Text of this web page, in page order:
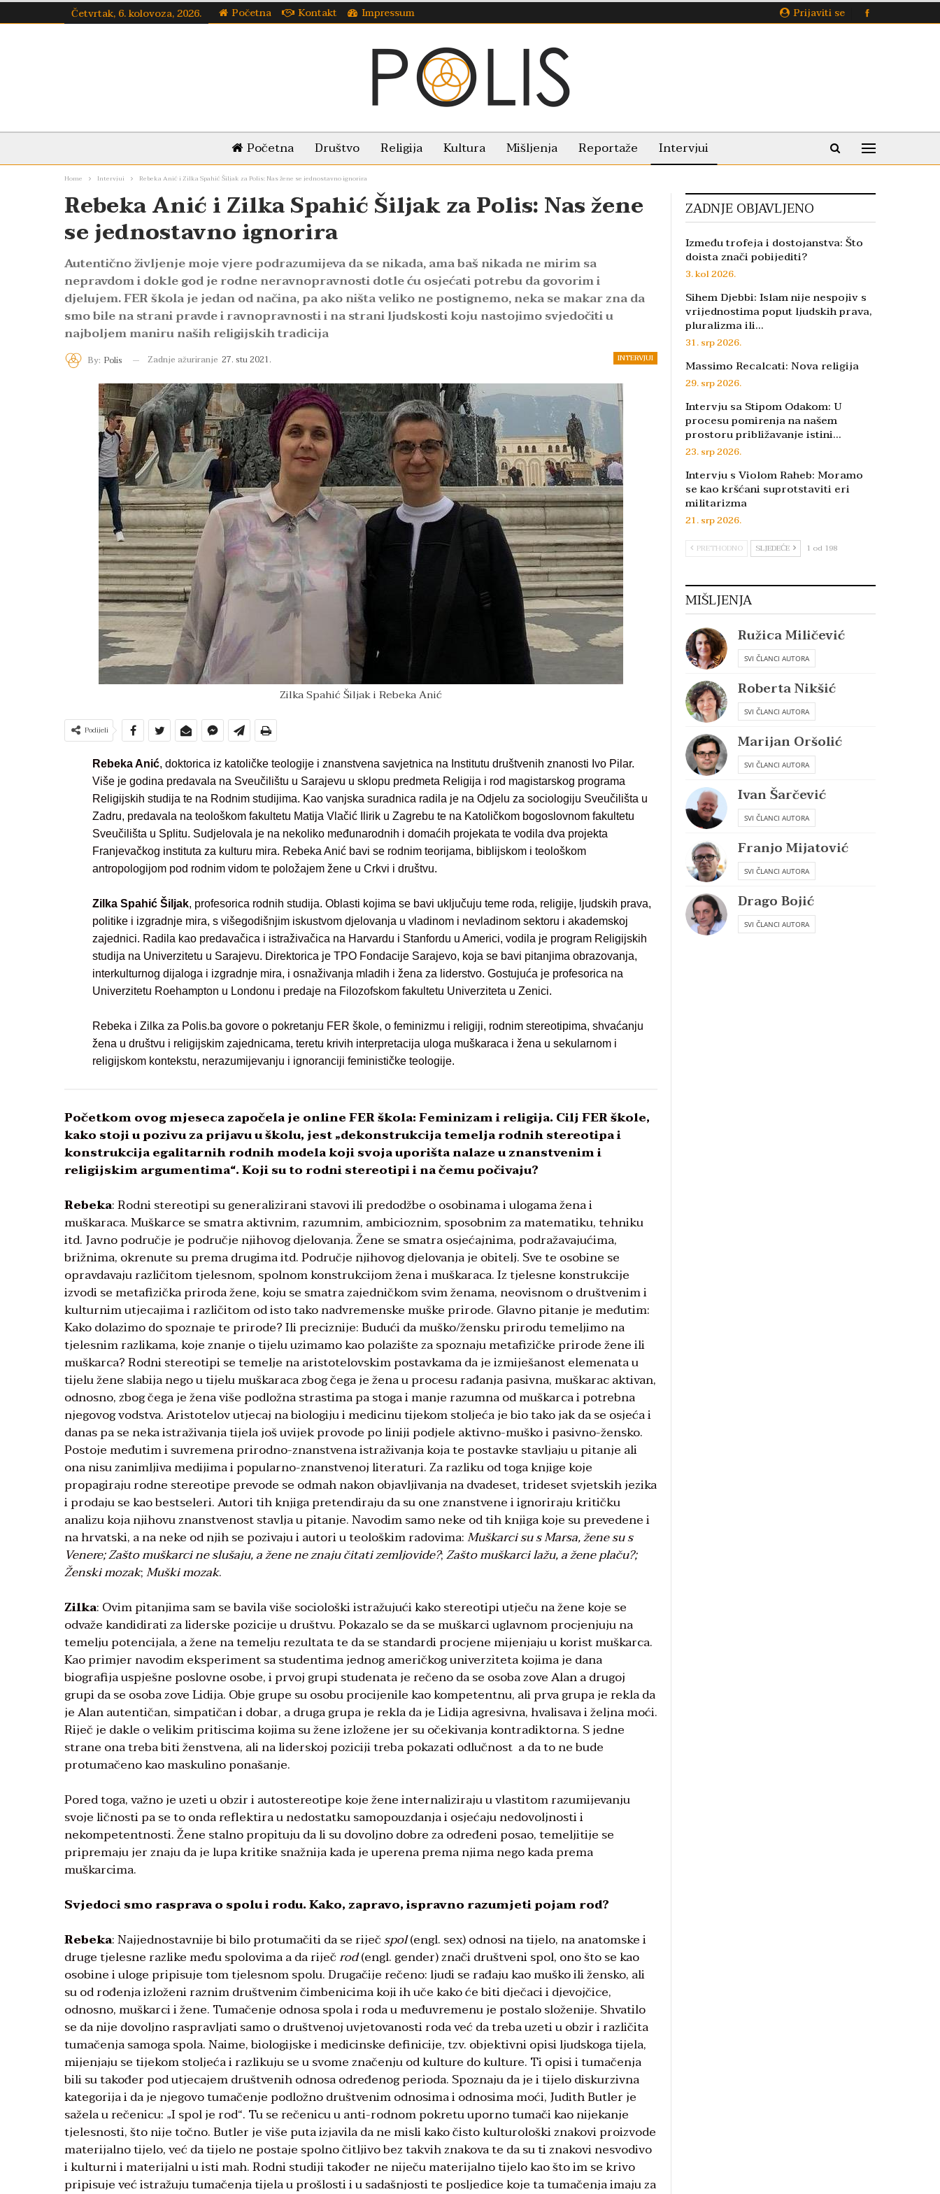
Prijaviti se
Četvrtak, 6. kolovoza, 2026. Početna Kontakt Impressum
Početna Društvo Religija Kultura Mišljenja Reportaže Intervjui
Home Intervjui Rebeka Anić i Zilka Spahić Šiljak za Polis: Nas žene se jednostavno ignorira
Rebeka Anić i Zilka Spahić Šiljak za Polis: Nas žene
se jednostavno ignorira
Autentično življenje moje vjere podrazumijeva da se nikada, ama baš nikada ne mirim sa
nepravdom i dokle god je rodne neravnopravnosti dotle ću osjećati potrebu da govorim i
djelujem. FER škola je jedan od načina, pa ako ništa veliko ne postignemo, neka se makar zna da
smo bile na strani pravde i ravnopravnosti i na strani ljudskosti koju nastojimo svjedočiti u
najboljem maniru naših religijskih tradicija
INTERVJUI
By: Polis Zadnje ažuriranje 27. stu 2021.
Zilka Spahić Šiljak i Rebeka Anić
Podijeli
Rebeka Anić, doktorica iz katoličke teologije i znanstvena savjetnica na Institutu društvenih znanosti Ivo Pilar.
Više je godina predavala na Sveučilištu u Sarajevu u sklopu predmeta Religija i rod magistarskog programa
Religijskih studija te na Rodnim studijima. Kao vanjska suradnica radila je na Odjelu za sociologiju Sveučilišta u
Zadru, predavala na teološkom fakultetu Matija Vlačić Ilirik u Zagrebu te na Katoličkom bogoslovnom fakultetu
Sveučilišta u Splitu. Sudjelovala je na nekoliko međunarodnih i domaćih projekata te vodila dva projekta
Franjevačkog instituta za kulturu mira. Rebeka Anić bavi se rodnim teorijama, biblijskom i teološkom
antropologijom pod rodnim vidom te položajem žene u Crkvi i društvu.
Zilka Spahić Šiljak, profesorica rodnih studija. Oblasti kojima se bavi uključuju teme roda, religije, ljudskih prava,
politike i izgradnje mira, s višegodišnjim iskustvom djelovanja u vladinom i nevladinom sektoru i akademskoj
zajednici. Radila kao predavačica i istraživačica na Harvardu i Stanfordu u Americi, vodila je program Religijskih
studija na Univerzitetu u Sarajevu. Direktorica je TPO Fondacije Sarajevo, koja se bavi pitanjima obrazovanja,
interkulturnog dijaloga i izgradnje mira, i osnaživanja mladih i žena za liderstvo. Gostujuća je profesorica na
Univerzitetu Roehampton u Londonu i predaje na Filozofskom fakultetu Univerziteta u Zenici.
Rebeka i Zilka za Polis.ba govore o pokretanju FER škole, o feminizmu i religiji, rodnim stereotipima, shvaćanju
žena u društvu i religijskim zajednicama, teretu krivih interpretacija uloga muškaraca i žena u sekularnom i
religijskom kontekstu, nerazumijevanju i ignoranciji feminističke teologije.
Početkom ovog mjeseca započela je online FER škola: Feminizam i religija. Cilj FER škole,
kako stoji u pozivu za prijavu u školu, jest „dekonstrukcija temelja rodnih stereotipa i
konstrukcija egalitarnih rodnih modela koji svoja uporišta nalaze u znanstvenim i
religijskim argumentima“. Koji su to rodni stereotipi i na čemu počivaju?
Rebeka: Rodni stereotipi su generalizirani stavovi ili predodžbe o osobinama i ulogama žena i
muškaraca. Muškarce se smatra aktivnim, razumnim, ambicioznim, sposobnim za matematiku, tehniku
itd. Javno područje je područje njihovog djelovanja. Žene se smatra osjećajnima, podražavajućima,
brižnima, okrenute su prema drugima itd. Područje njihovog djelovanja je obitelj. Sve te osobine se
opravdavaju različitom tjelesnom, spolnom konstrukcijom žena i muškaraca. Iz tjelesne konstrukcije
izvodi se metafizička priroda žene, koju se smatra zajedničkom svim ženama, neovisnom o društvenim i
kulturnim utjecajima i različitom od isto tako nadvremenske muške prirode. Glavno pitanje je međutim:
Kako dolazimo do spoznaje te prirode? Ili preciznije: Budući da muško/žensku prirodu temeljimo na
tjelesnim razlikama, koje znanje o tijelu uzimamo kao polazište za spoznaju metafizičke prirode žene ili
muškarca? Rodni stereotipi se temelje na aristotelovskim postavkama da je izmiješanost elemenata u
tijelu žene slabija nego u tijelu muškaraca zbog čega je žena u procesu rađanja pasivna, muškarac aktivan,
odnosno, zbog čega je žena više podložna strastima pa stoga i manje razumna od muškarca i potrebna
njegovog vodstva. Aristotelov utjecaj na biologiju i medicinu tijekom stoljeća je bio tako jak da se osjeća i
danas pa se neka istraživanja tijela još uvijek provode po liniji podjele aktivno-muško i pasivno-žensko.
Postoje međutim i suvremena prirodno-znanstvena istraživanja koja te postavke stavljaju u pitanje ali
ona nisu zanimljiva medijima i popularno-znanstvenoj literaturi. Za razliku od toga knjige koje
propagiraju rodne stereotipe prevode se odmah nakon objavljivanja na dvadeset, trideset svjetskih jezika
i prodaju se kao bestseleri. Autori tih knjiga pretendiraju da su one znanstvene i ignoriraju kritičku
analizu koja njihovu znanstvenost stavlja u pitanje. Navodim samo neke od tih knjiga koje su prevedene i
na hrvatski, a na neke od njih se pozivaju i autori u teološkim radovima:Muškarci su s Marsa, žene su s
Venere;Zašto muškarci ne slušaju, a žene ne znaju čitati zemljovide?;Zašto muškarci lažu, a žene plaču?;
Ženski mozak;Muški mozak.
Zilka: Ovim pitanjima sam se bavila više sociološki istražujući kako stereotipi utječu na žene koje se
odvaže kandidirati za liderske pozicije u društvu. Pokazalo se da se muškarci uglavnom procjenjuju na
temelju potencijala, a žene na temelju rezultata te da se standardi procjene mijenjaju u korist muškarca.
Kao primjer navodim eksperiment sa studentima jednog američkog univerziteta kojima je dana
biografija uspješne poslovne osobe, i prvoj grupi studenata je rečeno da se osoba zove Alan a drugoj
grupi da se osoba zove Lidija. Obje grupe su osobu procijenile kao kompetentnu, ali prva grupa je rekla da
je Alan autentičan, simpatičan i dobar, a druga grupa je rekla da je Lidija agresivna, hvalisava i željna moći.
Riječ je dakle o velikim pritiscima kojima su žene izložene jer su očekivanja kontradiktorna. S jedne
strane ona treba biti ženstvena, ali na liderskoj poziciji treba pokazati odlučnost a da to ne bude
protumačeno kao maskulino ponašanje.
Pored toga, važno je uzeti u obzir i autostereotipe koje žene internaliziraju u vlastitom razumijevanju
svoje ličnosti pa se to onda reflektira u nedostatku samopouzdanja i osjećaju nedovoljnosti i
nekompetentnosti. Žene stalno propituju da li su dovoljno dobre za određeni posao, temeljitije se
pripremaju jer znaju da je lupa kritike snažnija kada je uperena prema njima nego kada prema
muškarcima.
Svjedoci smo rasprava o spolu i rodu. Kako, zapravo, ispravno razumjeti pojam rod?
Rebeka: Najjednostavnije bi bilo protumačiti da se riječspol(engl. sex) odnosi na tijelo, na anatomske i
druge tjelesne razlike među spolovima a da riječrod(engl. gender) znači društveni spol, ono što se kao
osobine i uloge pripisuje tom tjelesnom spolu. Drugačije rečeno: ljudi se rađaju kao muško ili žensko, ali
su od rođenja izloženi raznim društvenim čimbenicima koji ih uče kako će biti dječaci i djevojčice,
odnosno, muškarci i žene. Tumačenje odnosa spola i roda u međuvremenu je postalo složenije. Shvatilo
se da nije dovoljno raspravljati samo o društvenoj uvjetovanosti roda već da treba uzeti u obzir i različita
tumačenja samoga spola. Naime, biologijske i medicinske definicije, tzv. objektivni opisi ljudskoga tijela,
mijenjaju se tijekom stoljeća i razlikuju se u svome značenju od kulture do kulture. Ti opisi i tumačenja
bili su također pod utjecajem društvenih odnosa određenog perioda. Spoznaju da je i tijelo diskurzivna
kategorija i da je njegovo tumačenje podložno društvenim odnosima i odnosima moći, Judith Butler je
sažela u rečenicu: „I spol je rod“. Tu se rečenicu u anti-rodnom pokretu uporno tumači kao nijekanje
tjelesnosti, što nije točno. Butler je više puta izjavila da ne misli kako čisto kulturološki znakovi proizvode
materijalno tijelo, već da tijelo ne postaje spolno čitljivo bez takvih znakova te da su ti znakovi nesvodivo
i kulturni i materijalni u isti mah. Rodni studiji također ne niječu materijalno tijelo kao što im se krivo
pripisuje već istražuju tumačenja tijela u prošlosti i u sadašnjosti te posljedice koje ta tumačenja imaju za
ZADNJE OBJAVLJENO
Između trofeja i dostojanstva: Što
doista znači pobijediti?
3. kol 2026.
Sihem Djebbi: Islam nije nespojiv s
vrijednostima poput ljudskih prava,
pluralizma ili…
31. srp 2026.
Massimo Recalcati: Nova religija
29. srp 2026.
Intervju sa Stipom Odakom: U
procesu pomirenja na našem
prostoru približavanje istini…
23. srp 2026.
Intervju s Violom Raheb: Moramo
se kao kršćani suprotstaviti eri
militarizma
21. srp 2026.
PRETHODNO SLJEDEĆE 1 od 198
MIŠLJENJA
Ružica Miličević
SVI ČLANCI AUTORA
Roberta Nikšić
SVI ČLANCI AUTORA
Marijan Oršolić
SVI ČLANCI AUTORA
Ivan Šarčević
SVI ČLANCI AUTORA
Franjo Mijatović
SVI ČLANCI AUTORA
Drago Bojić
SVI ČLANCI AUTORA